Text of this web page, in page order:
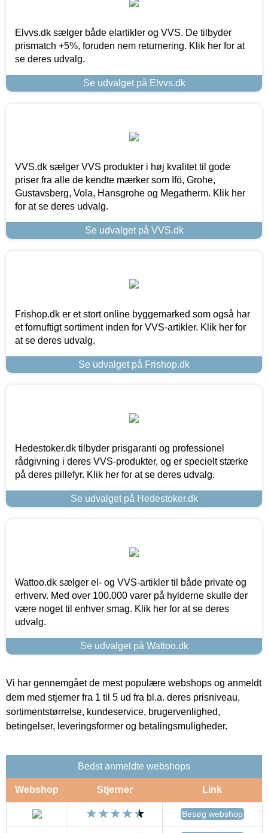
Elvvs.dk sælger både elartikler og VVS. De tilbyder
prismatch +5%, foruden nem returnering. Klik her for at
se deres udvalg.
Se udvalget på Elvvs.dk
VVS.dk sælger VVS produkter i høj kvalitet til gode
priser fra alle de kendte mærker som Ifö, Grohe,
Gustavsberg, Vola, Hansgrohe og Megatherm. Klik her
for at se deres udvalg.
Se udvalget på VVS.dk
Frishop.dk er et stort online byggemarked som også har
et fornuftigt sortiment inden for VVS-artikler. Klik her for
at se deres udvalg.
Se udvalget på Frishop.dk
Hedestoker.dk tilbyder prisgaranti og professionel
rådgivning i deres VVS-produkter, og er specielt stærke
på deres pillefyr. Klik her for at se deres udvalg.
Se udvalget på Hedestoker.dk
Wattoo.dk sælger el- og VVS-artikler til både private og
erhverv. Med over 100.000 varer på hylderne skulle der
være noget til enhver smag. Klik her for at se deres
udvalg.
Se udvalget på Wattoo.dk
Vi har gennemgået de mest populære webshops og anmeldt
dem med stjerner fra 1 til 5 ud fra bl.a. deres prisniveau,
sortimentstørrelse, kundeservice, brugervenlighed,
betingelser, leveringsformer og betalingsmuligheder.
Bedst anmeldte webshops
Webshop Stjerner Link
Besøg webshop